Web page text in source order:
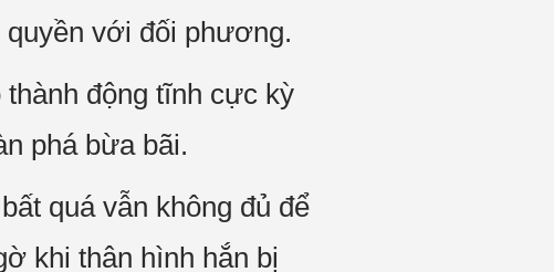
với đối phương.
động tĩnh cực kỳ
phá bừa bãi.
quá vẫn không đủ để
khi thân hình hắn bị